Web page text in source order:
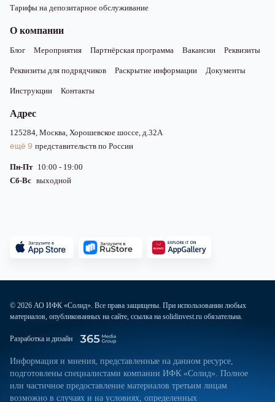
Тарифы на депозитарное обслуживание
О компании
Блог Мероприятия Партнёрская программа Вакансии Реквизиты
Реквизиты для подрядчиков Раскрытие информации Документы
Инструкции Контакты
Адрес
125284, Москва, Хорошевское шоссе, д.32А
ещё 9 представительств по России
Пн-Пт 10:00 - 19:00
Сб-Вс выходной
© 2026 АО ИФК «Солид». Все права защищены. При использовании любых
материалов, опубликованных на сайте, ссылка на solidinvest.ru обязательна.
Разработка и дизайн
Информация и мнения, представленные на данном ресурсе,
подготовлены специалистами компании ИФК «Солид». Полное
или частичное предоставление материалов третьим лицам
возможно в случаях и на условиях, определенных